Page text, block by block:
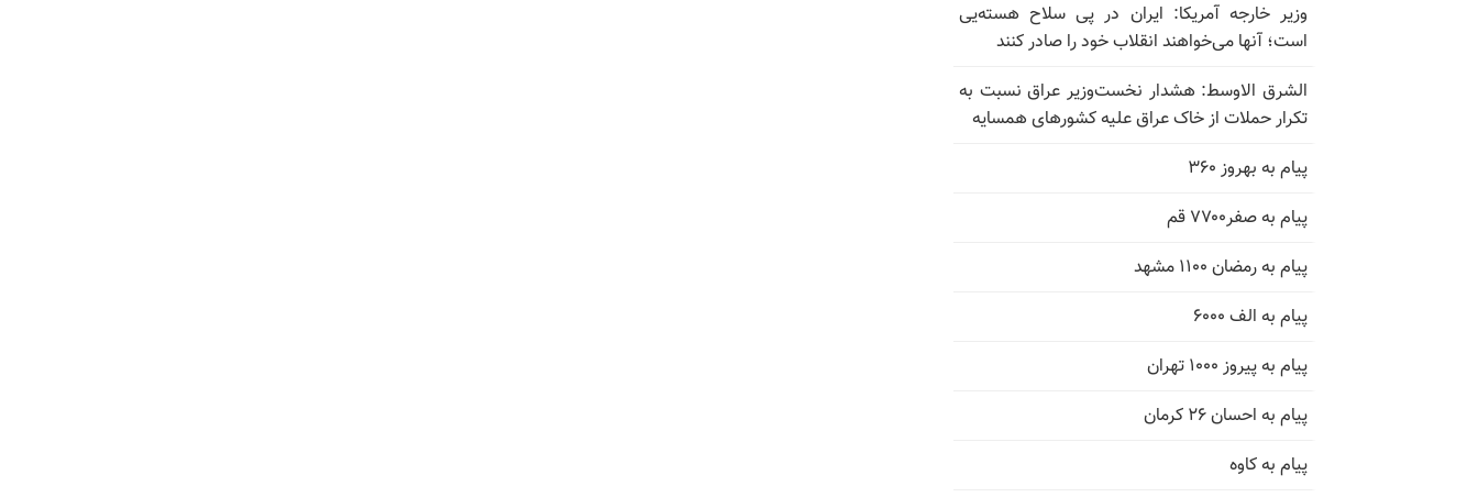
وزیر خارجه آمریکا: ایران در پی سلاح هسته‌یی
است؛ آنها می‌خواهند انقلاب خود را صادر کنند
الشرق الاوسط: هشدار نخست‌وزیر عراق نسبت به
تکرار حملات از خاک عراق علیه کشورهای همسایه
پیام به بهروز ۳۶۰
پیام به صفر۷۷۰۰ قم
پیام به رمضان ۱۱۰۰ مشهد
پیام به الف ۶۰۰۰
پیام به پیروز ۱۰۰۰ تهران
پیام به احسان ۲۶ کرمان
پیام به کاوه